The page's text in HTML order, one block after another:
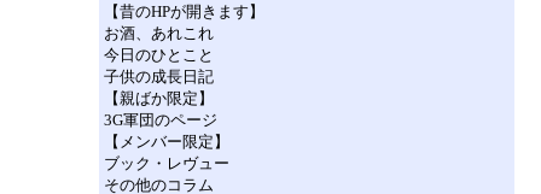
【昔のHPが開きます】
お酒、あれこれ
今日のひとこと
子供の成長日記
【親ばか限定】
3G軍団のページ
【メンバー限定】
ブック・レヴュー
その他のコラム